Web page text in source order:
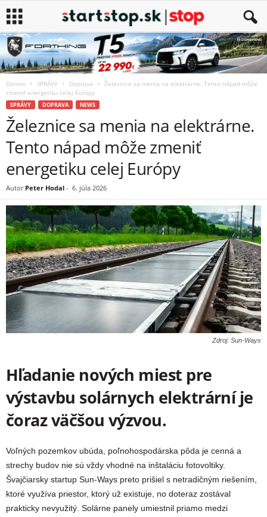
Domov SPRÁVY Doprava
Železnice sa menia na elektrárne. Tento nápad môže
zmeniť energetiku celej Európy
SPRÁVY DOPRAVA NEWS
Železnice sa menia na elektrárne.
Tento nápad môže zmeniť
energetiku celej Európy
Autor Peter Hodal - 6. júla 2026
Zdroj: Sun-Ways
Hľadanie nových miest pre
výstavbu solárnych elektrární je
čoraz väčšou výzvou.
Voľných pozemkov ubúda, poľnohospodárska pôda je cenná a
strechy budov nie sú vždy vhodné na inštaláciu fotovoltiky.
Švajčiarsky startup Sun-Ways preto prišiel s netradičným riešením,
ktoré využíva priestor, ktorý už existuje, no doteraz zostával
prakticky nevyužitý. Solárne panely umiestnil priamo medzi